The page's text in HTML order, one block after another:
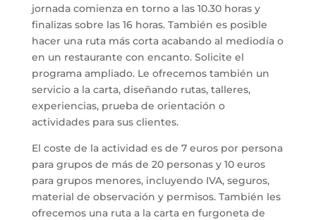
jornada comienza en torno a las 10.30 horas y
finalizas sobre las 16 horas. También es posible
hacer una ruta más corta acabando al mediodía o
en un restaurante con encanto. Solicite el
programa ampliado. Le ofrecemos también un
servicio a la carta, diseñando rutas, talleres,
experiencias, prueba de orientación o
actividades para sus clientes.
El coste de la actividad es de 7 euros por persona
para grupos de más de 20 personas y 10 euros
para grupos menores, incluyendo IVA, seguros,
material de observación y permisos. También les
ofrecemos una ruta a la carta en furgoneta de